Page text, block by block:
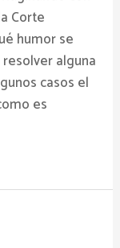
Corte
humor se
alguna
casos el
es